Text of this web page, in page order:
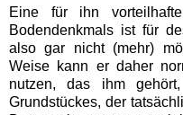
Eine für ihn
Bodendenkmals ist für
also gar nicht (mehr)
Weise kann er daher
nutzen, das ihm
Grundstückes, der